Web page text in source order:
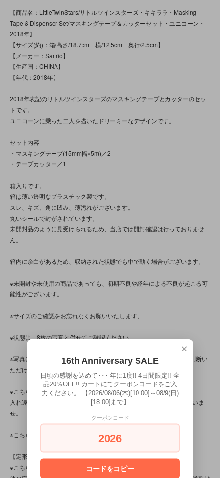
【商品名：LittleTwinStars/リトルツインスターズ・キキララ・Masking
Tape & Dispenser Set/マスキングテープ＆カッターセット・ユニコーン・
2018年】
【サイズ(約)：箱/高さ/18.7cm 横/12.5cm 奥行/2.5cm】
【メーカー：Sanrio】
【生産国：CHINA】
【年代：2018年】
2018年表記のリトルツインスターズのマスキングテープとカッターのセッ
トです。
ユニコーンに乗った二人を描いたドリーミーなデザインです。
セット内容
・マスキングテープ(15mm幅×5m)／2
・テープカッター／1
箱入りです。
箱は薄い透明なプラスチック製です。
スレ、キズ、角に凹み、薄汚れがございます。
丸いシールで封がされています。
未開封品のように見受けられるため、当店では開封確認は行っておりませ
ん。
箱内に余白があるため、収納された状態でも中で動く場合がございます。
※未開封や未使用の商品であっても、初期不良や経年による不良が起こる可
能性がございます。
※サイズのご確認をお忘れなくお願いいたします。
※状態は、8枚の写真と併せてご確認ください。
※写真は、光の当たり方によって見え方が変わるため、トータル的に判断い
ただけると幸いです。
※こちらの商品は店頭でも販売しています。
入れ違いで完売してしまう場合がございます。その際はご容赦くださいま
せ。
※こちらの商品は、中古・ヴィンテージ品です。
【定形外対応商品】
※こちらの商品は【サイズ規格外・(8)～150gまで】です。
×
16th Anniversary SALE
日頃の感謝を込めて･･･ 年に1度!! 4日間限定!! 全
品20％OFF!! カートにてクーポンコードをご入
力ください。 【2026/08/06(木)[10:00]～08/9(日)
[18:00]まで】
クーポンコード
2026
コードをコピー